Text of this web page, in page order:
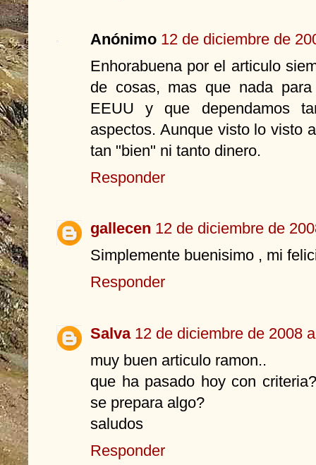
Anónimo 12 de diciembre de
Enhorabuena por el articulo
de cosas, mas que nada
EEUU y que dependamos
aspectos. Aunque visto lo visto
tan "bien" ni tanto dinero.
Responder
gallecen 12 de diciembre de
Simplemente buenisimo , mi
Responder
Salva 12 de diciembre de 2008
muy buen articulo ramon..
que ha pasado hoy con
se prepara algo?
saludos
Responder